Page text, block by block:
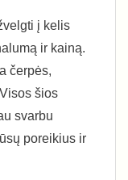
į kelis
ir kainą.
čerpės,
šios
svarbu
poreikius ir